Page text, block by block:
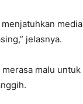
media
jelasnya.
malu untuk